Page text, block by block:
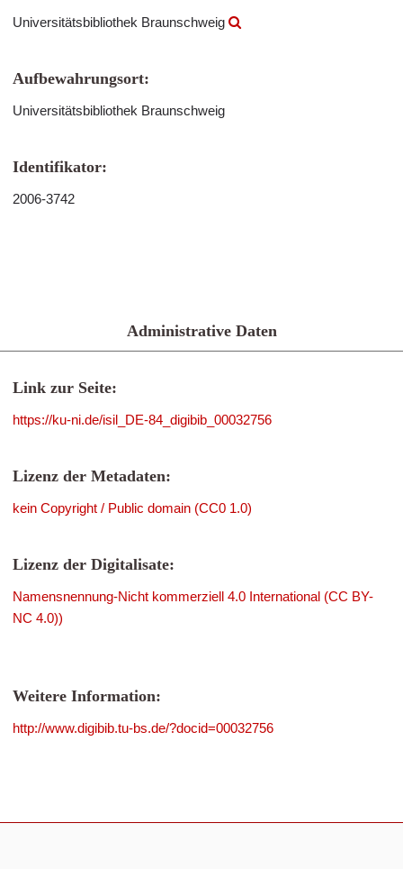
Universitätsbibliothek Braunschweig
Aufbewahrungsort:
Universitätsbibliothek Braunschweig
Identifikator:
2006-3742
Administrative Daten
Link zur Seite:
https://ku-ni.de/isil_DE-84_digibib_00032756
Lizenz der Metadaten:
kein Copyright / Public domain (CC0 1.0)
Lizenz der Digitalisate:
Namensnennung-Nicht kommerziell 4.0 International (CC BY-
NC 4.0))
Weitere Information:
http://www.digibib.tu-bs.de/?docid=00032756